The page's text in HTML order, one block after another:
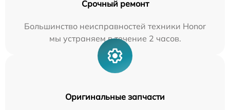
Срочный ремонт
Большинство неисправностей техники Honor
мы устраняем в течение 2 часов.
Оригинальные запчасти